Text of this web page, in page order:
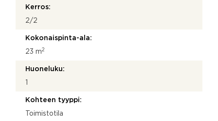
Kerros:
2/2
Kokonaispinta-ala:
23 m2
Huoneluku:
Kohteen tyyppi:
Toimistotila